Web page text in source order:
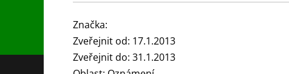
Značka:
Zveřejnit od: 17.1.2013
Zveřejnit do: 31.1.2013